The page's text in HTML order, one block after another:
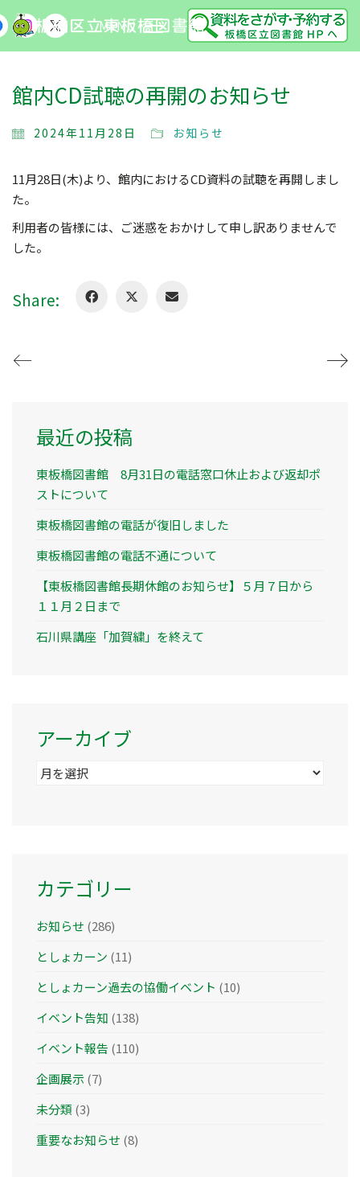
MENU
館内CD試聴の再開のお知らせ
2024年11月28日 お知らせ
11月28日(木)より、館内におけるCD資料の試聴を再開しまし
た。
利用者の皆様には、ご迷惑をおかけして申し訳ありませんで
した。
Share:
最近の投稿
東板橋図書館 8月31日の電話窓口休止および返却ポ
ストについて
東板橋図書館の電話が復旧しました
東板橋図書館の電話不通について
【東板橋図書館長期休館のお知らせ】５月７日から
１１月２日まで
石川県講座「加賀繍」を終えて
アーカイブ
ア
カテゴリー
お知らせ (286)
としょカーン (11)
としょカーン過去の協働イベント (10)
イベント告知 (138)
イベント報告 (110)
企画展示(7)
未分類 (3)
重要なお知らせ (8)